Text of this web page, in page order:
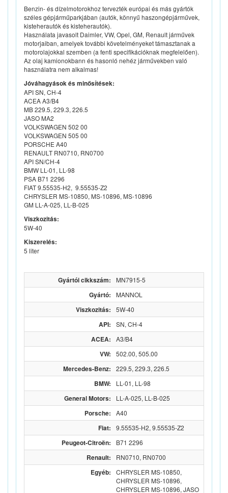
Benzin- és dízelmotorokhoz tervezték európai és más gyártók
széles gépjárműparkjában (autók, könnyű haszongépjárművek,
kisteherautók és kisteherautók).
Használata javasolt Daimler, VW, Opel, GM, Renault járművek
motorjaiban, amelyek további követelményeket támasztanak a
motorolajokkal szemben (a fenti specifikációknak megfelelően).
Az olaj kamionokbann és hasonló nehéz járművekben való
használatra nem alkalmas!
Jóváhagyások és minősítések:
API SN, CH-4
ACEA A3/B4
MB 229.5, 229.3, 226.5
JASO MA2
VOLKSWAGEN 502 00
VOLKSWAGEN 505 00
PORSCHE A40
RENAULT RN0710, RN0700
API SN/CH-4
BMW LL-01, LL-98
PSA B71 2296
FIAT 9.55535-H2, 9.55535-Z2
CHRYSLER MS-10850, MS-10896, MS-10896
GM LL-A-025, LL-B-025
Viszkozitás:
5W-40
Kiszerelés:
5 liter
Gyártói cikkszám: MN7915-5
Gyártó: MANNOL
Viszkozitás: 5W-40
API: SN, CH-4
ACEA: A3/B4
VW: 502.00, 505.00
Mercedes-Benz: 229.5, 229.3, 226.5
BMW: LL-01, LL-98
General Motors: LL-A-025, LL-B-025
Porsche: A40
Fiat: 9.55535-H2, 9.55535-Z2
Peugeot-Citroën: B71 2296
Renault: RN0710, RN0700
Egyéb:
CHRYSLER MS-10850,
CHRYSLER MS-10896,
CHRYSLER MS-10896, JASO